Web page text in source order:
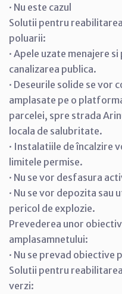
· Nu este cazul
Solutii pentru
poluarii:
· Apele uzate menajere
canalizarea publica.
· Deseurile solide se vor
amplasate pe o
parcelei, spre strada
locala de salubritate.
· Instalatiile de încalzire
limitele permise.
· Nu se vor desfasura
· Nu se vor depozita sau
pericol de explozie.
Prevederea unor
amplasamnetului:
· Nu se prevad obiective
Solutii pentru
verzi: